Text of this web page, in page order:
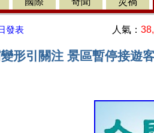
發表 人氣：
形引關注 景區暫停接遊